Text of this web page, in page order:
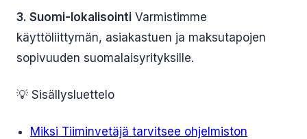
3. Suomi-lokalisointi Varmistimme
käyttöliittymän, asiakastuen ja maksutapojen
sopivuuden suomalaisyrityksille.
💡 Sisällysluettelo
Miksi Tiiminvetäjä tarvitsee ohjelmiston